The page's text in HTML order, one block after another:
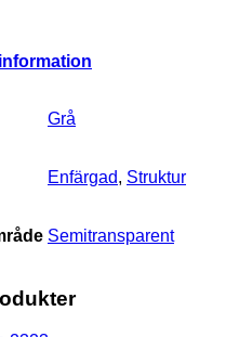
Grå
Enfärgad, Struktur
Semitransparent